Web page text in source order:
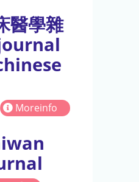
醫學雜
Moreinfo